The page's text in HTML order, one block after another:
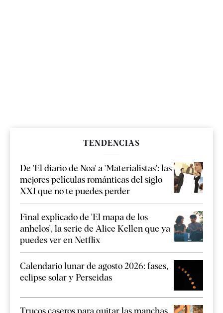
TENDENCIAS
De 'El diario de Noa' a 'Materialistas': las
mejores películas románticas del siglo
XXI que no te puedes perder
Final explicado de 'El mapa de los
anhelos', la serie de Alice Kellen que ya
puedes ver en Netflix
Calendario lunar de agosto 2026: fases,
eclipse solar y Perseidas